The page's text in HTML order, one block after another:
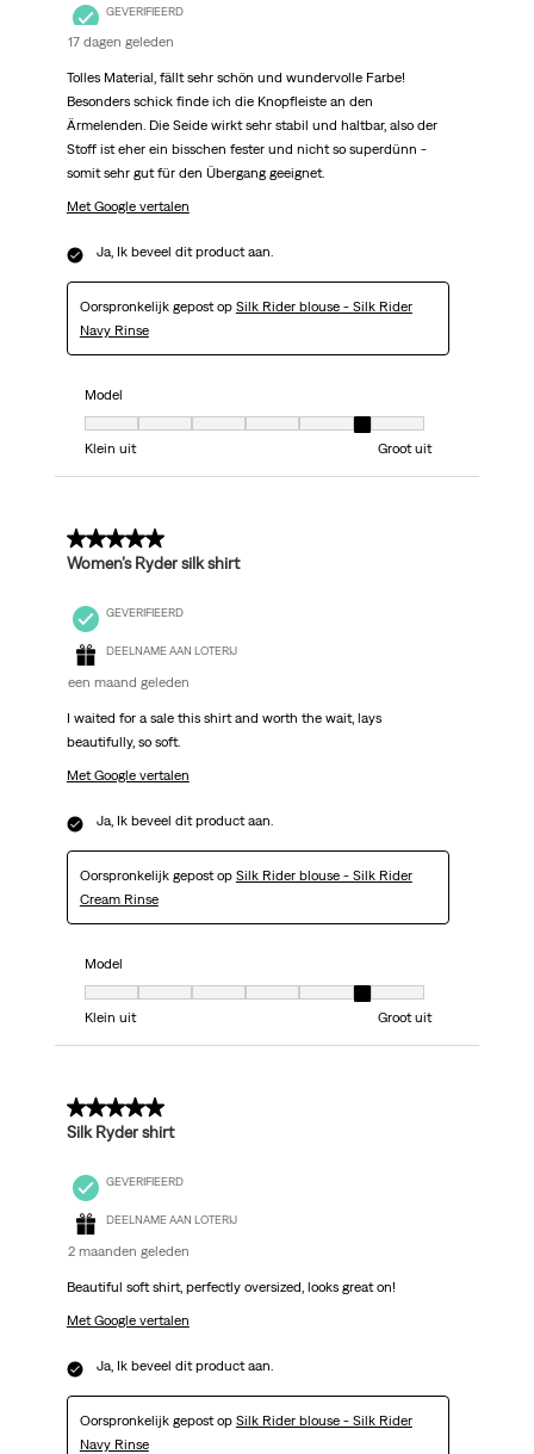
GEVERIFIEERD
17 dagen geleden
Tolles Material, fällt sehr schön und wundervolle Farbe!
Besonders schick finde ich die Knopfleiste an den
Ärmelenden. Die Seide wirkt sehr stabil und haltbar, also der
Stoff ist eher ein bisschen fester und nicht so superdünn -
somit sehr gut für den Übergang geeignet.
Met Google vertalen
Ja, Ik beveel dit product aan.
Oorspronkelijk gepost op Silk Rider blouse - Silk Rider
Navy Rinse
Model
Model, 6 van 7, waarbij 1 gelijk is aan Klein uit en 7 gelijk is aan Groot uit
Klein uit
Groot uit
5 van 5 sterren.
Women’s Ryder silk shirt
GEVERIFIEERD
DEELNAME AAN LOTERIJ
een maand geleden
I waited for a sale this shirt and worth the wait, lays
beautifully, so soft.
Met Google vertalen
Ja, Ik beveel dit product aan.
Oorspronkelijk gepost op Silk Rider blouse - Silk Rider
Cream Rinse
Model
Model, 6 van 7, waarbij 1 gelijk is aan Klein uit en 7 gelijk is aan Groot uit
Klein uit
Groot uit
5 van 5 sterren.
Silk Ryder shirt
GEVERIFIEERD
DEELNAME AAN LOTERIJ
2 maanden geleden
Beautiful soft shirt, perfectly oversized, looks great on!
Met Google vertalen
Ja, Ik beveel dit product aan.
Oorspronkelijk gepost op Silk Rider blouse - Silk Rider
Navy Rinse